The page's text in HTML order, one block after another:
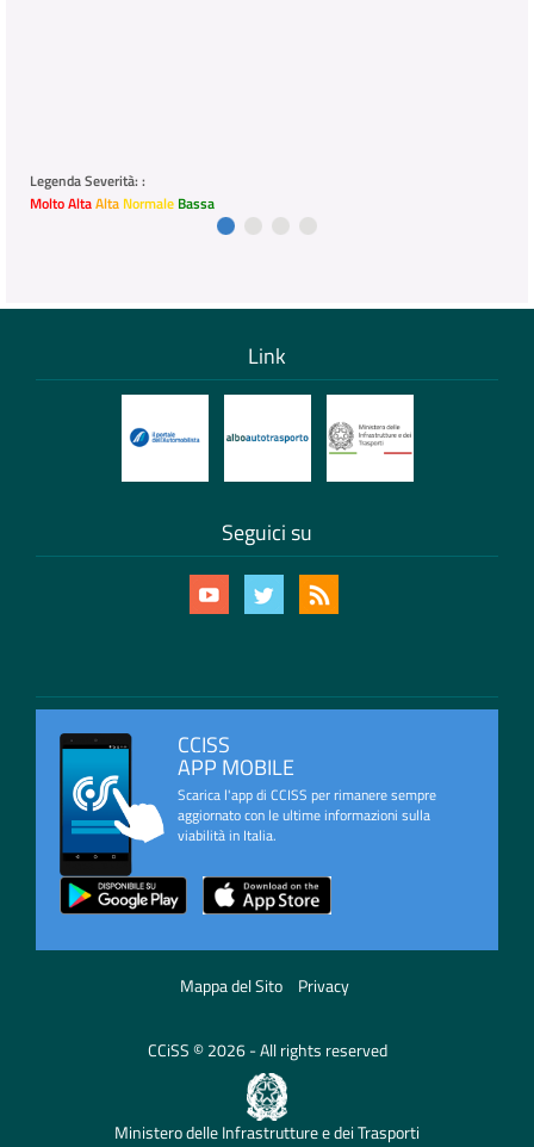
Legenda Severità: :
Molto AltaAlta Normale Bassa
Link
Seguici su
CCISS
APP MOBILE
Scarica l'app di CCISS per rimanere sempre
aggiornato con le ultime informazioni sulla
viabilità in Italia.
Mappa del Sito Privacy
CCiSS © 2026 - All rights reserved
Ministero delle Infrastrutture e dei Trasporti